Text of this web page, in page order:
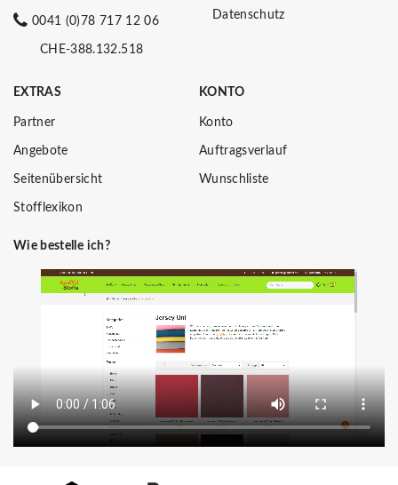
0041 (0)78 717 12 06
CHE-388.132.518
Datenschutz
EXTRAS
Partner
Angebote
Seitenübersicht
Stofflexikon
KONTO
Konto
Auftragsverlauf
Wunschliste
Wie bestelle ich?